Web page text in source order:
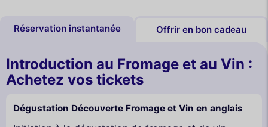
Réservation instantanée Offrir en bon cadeau
Introduction au Fromage et au Vin :
Achetez vos tickets
Dégustation Découverte Fromage et Vin en anglais